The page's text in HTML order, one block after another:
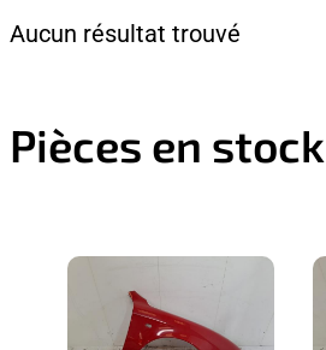
Aucun résultat trouvé
Pièces en stock